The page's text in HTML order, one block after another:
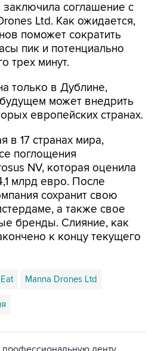
соглашение с
Ltd. Как ожидается,
поможет сократить
пик и потенциально
трех минут.
только в Дублине,
может внедрить
европейских странах.
в 17 странах мира,
поглощения
NV, которая оценила
млрд евро. После
сохранит свою
а также свое
бренды. Слияние, как
к концу текущего
Manna Drones Ltd